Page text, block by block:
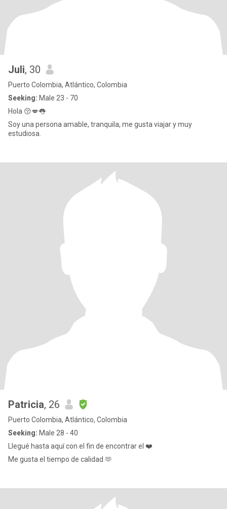
Juli, 30
Puerto Colombia, Atlántico, Colombia
Seeking: Male 23 - 70
Hola 😚💋👅
Soy una persona amable, tranquila, me gusta viajar y muy
estudiosa.
Patricia, 26
Puerto Colombia, Atlántico, Colombia
Seeking: Male 28 - 40
Llegué hasta aquí con el fin de encontrar el ❤️
Me gusta el tiempo de calidad 🫶